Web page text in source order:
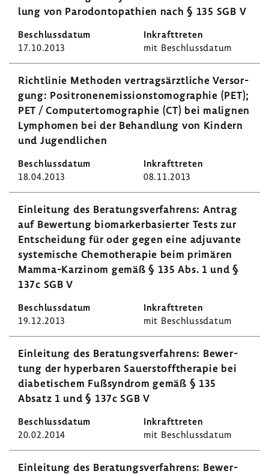
lung von Parodon­topa­thien nach § 135 SGB V
17.10.2013 mit Beschluss­datum
Richt­linie Methoden vertrags­ärzt­liche Versor­
gung: Posi­tro­nen­emis­si­ons­to­mo­gra­phie (PET);
PET / Compu­ter­to­mo­gra­phie (CT) bei mali­gnen
Lymphomen bei der Behand­lung von Kindern
und Jugend­li­chen
18.04.2013 08.11.2013
Einlei­tung des Bera­tungs­ver­fah­rens: Antrag
auf Bewer­tung biomar­ker­ba­sierter Tests zur
Entschei­dung für oder gegen eine adju­vante
syste­mi­sche Chemo­the­rapie beim primären
Mamma-​Karzinom gemäß § 135 Abs. 1 und §
137c SGB V
19.12.2013 mit Beschluss­datum
Einlei­tung des Bera­tungs­ver­fah­rens: Bewer­
tung der hyper­baren Sauer­stoff­the­rapie bei
diabe­ti­schem Fußsyn­drom gemäß § 135
Absatz 1 und § 137c SGB V
20.02.2014 mit Beschluss­datum
Einlei­tung des Bera­tungs­ver­fah­rens: Bewer­